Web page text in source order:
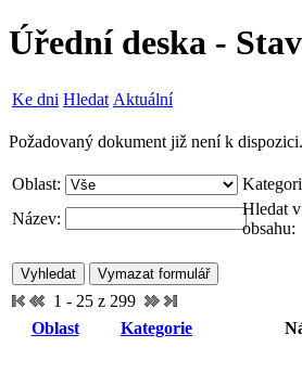
Úřední deska -
Ke dni Hledat Aktuální
Požadovaný dokument již není k dispozici.
Oblast:
Název:
Hledat v
obsahu:
1 - 25 z 299
Oblast
Kategorie